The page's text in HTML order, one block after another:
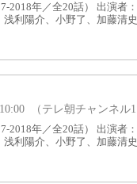
2018年／全20話） 出演者
浅利陽介、小野了、加藤清
（テレ朝チャンネル
2018年／全20話） 出演者
浅利陽介、小野了、加藤清